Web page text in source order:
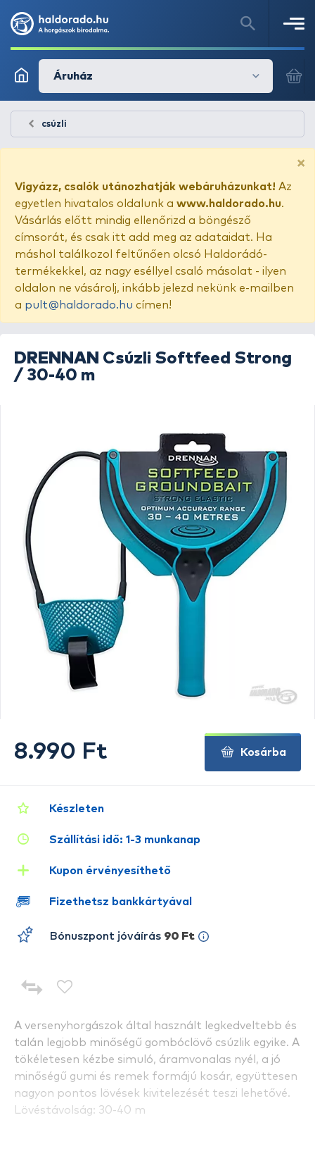
Áruház
csúzli
×
Vigyázz, csalók utánozhatják webáruházunkat! Az
egyetlen hivatalos oldalunk a www.haldorado.hu.
Vásárlás előtt mindig ellenőrizd a böngésző
címsorát, és csak itt add meg az adataidat. Ha
máshol találkozol feltűnően olcsó Haldorádó-
termékekkel, az nagy eséllyel csaló másolat - ilyen
oldalon ne vásárolj, inkább jelezd nekünk e-mailben
a pult@haldorado.hu címen!
DRENNAN Csúzli Softfeed Strong
/ 30-40 m
A versenyhorgászok által használt legkedveltebb és
talán legjobb minőségű gombóclövő csúzlik egyike. A
tökéletesen kézbe simuló, áramvonalas nyél, a jó
minőségű gumi és remek formájú kosár, együttesen
nagyon pontos lövések kivitelezését teszi lehetővé.
Lövéstávolság: 30-40 m
Készleten
Szállítási idő: 1-3 munkanap
Kupon érvényesíthető
Fizethetsz bankkártyával
Bónuszpont jóváírás 90 Ft
8.990 Ft Kosárba